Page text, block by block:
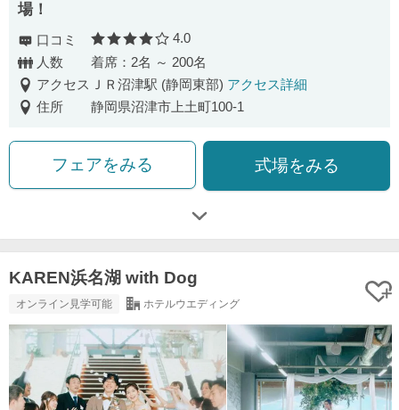
場！
口コミ 口コミ評価
4.0
人数
着席：2名 ～ 200名
アクセス
ＪＲ沼津駅 (静岡東部) アクセス詳細
住所
静岡県沼津市上土町100-1
フェアをみる 式場をみる
KAREN浜名湖 with Dog
オンライン見学可能 ホテルウエディング